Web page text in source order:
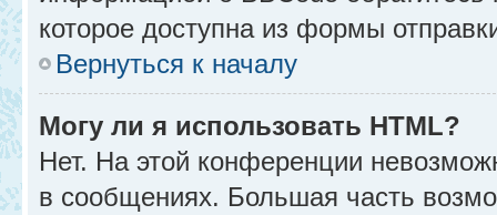
которое доступна из формы
Вернуться к началу
Могу ли я использовать HTML?
Нет. На этой конференции
в сообщениях. Большая часть